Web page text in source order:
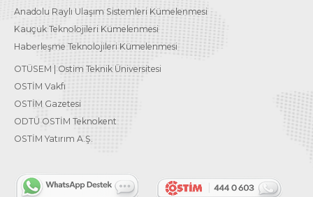
Anadolu Raylı Ulaşım Sistemleri Kümelenmesi
Kauçuk Teknolojileri Kümelenmesi
Haberleşme Teknolojileri Kümelenmesi
OTÜSEM | Ostim Teknik Üniversitesi
OSTİM Vakfı
OSTİM Gazetesi
ODTÜ OSTİM Teknokent
OSTİM Yatırım A.Ş.